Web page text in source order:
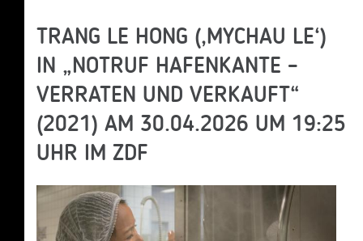
TRANG LE HONG (‚MYCHAU LE‘)
IN „NOTRUF HAFENKANTE –
VERRATEN UND VERKAUFT“
(2021) AM 30.04.2026 UM 19:25
UHR IM ZDF